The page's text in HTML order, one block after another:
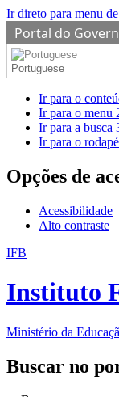
Ir direto para menu
Portal do
Portuguese
Ir para o
Ir para o menu
Ir para a busca
Ir para o rodapé
Opções de
Acessibilidade
Alto contraste
IFB
Instituto
Ministério da
Buscar no